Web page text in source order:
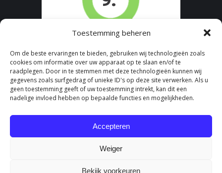
Toestemming beheren
Om de beste ervaringen te bieden, gebruiken wij technologieën zoals
cookies om informatie over uw apparaat op te slaan en/of te
raadplegen. Door in te stemmen met deze technologieën kunnen wij
gegevens zoals surfgedrag of unieke ID's op deze site verwerken. Als u
geen toestemming geeft of uw toestemming intrekt, kan dit een
nadelige invloed hebben op bepaalde functies en mogelijkheden.
Accepteren
Weiger
Bekijk voorkeuren